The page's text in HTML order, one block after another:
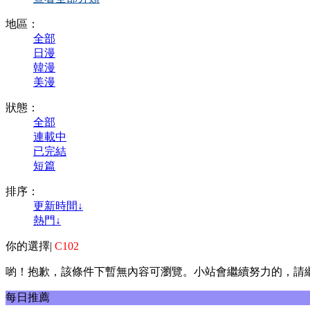
地區：
全部
日漫
韓漫
美漫
狀態：
全部
連載中
已完結
短篇
排序：
更新時間↓
熱門↓
你的選擇| C102
喲！抱歉，該條件下暫無內容可瀏覽。小站會繼續努力的，請
每日推薦